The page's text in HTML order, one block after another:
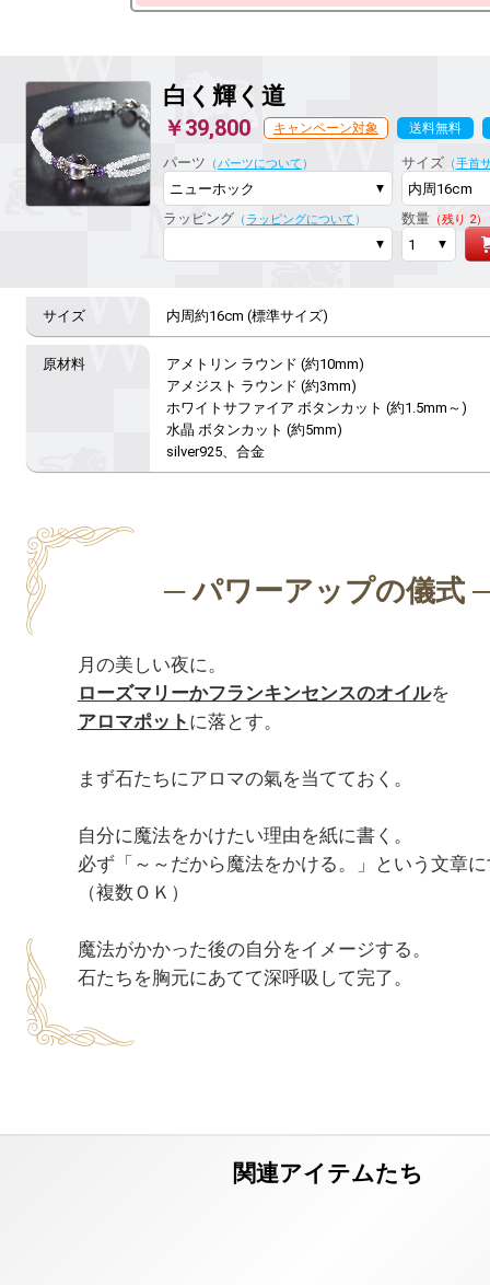
白く輝く道
￥39,800 キャンペーン対象
送料無料
ラッピング対応
パーツ （ パーツについて ） サイズ （手首
ラッピング （ ラッピングについて ） 数量（残り 2）
内周約16cm (標準サイズ)
アメトリン ラウンド (約10mm)
アメジスト ラウンド (約3mm)
ホワイトサファイア ボタンカット (約1.5mm～)
水晶 ボタンカット (約5mm)
silver925、合金
ローズマリーかフランキンセンスのオイル
アロマポット に落とす。
まず石たちにアロマの氣を当てておく。
自分に魔法をかけたい理由を紙に書く。
必ず「～～だから魔法をかける。」という文章
（複数ＯＫ）
魔法がかかった後の自分をイメージする。